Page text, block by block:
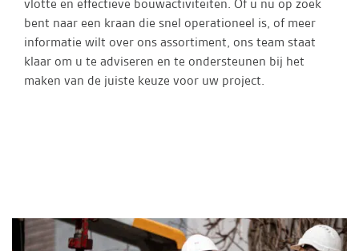
vlotte en effectieve bouwactiviteiten. Of u nu op zoek
bent naar een kraan die snel operationeel is, of meer
informatie wilt over ons assortiment, ons team staat
klaar om u te adviseren en te ondersteunen bij het
maken van de juiste keuze voor uw project.